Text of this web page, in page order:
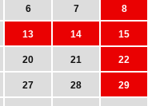
6 7
8
13 14
15
20 21
22
27 28
29